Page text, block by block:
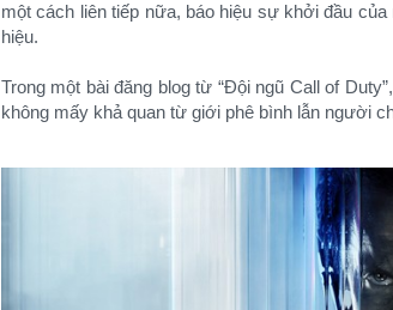
một cách liên tiếp nữa, báo hiệu sự khởi đầu
hiệu.
Trong một bài đăng blog từ “Đội ngũ Call of
không mấy khả quan từ giới phê bình lẫn người